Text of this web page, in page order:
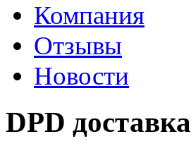
Компания
Отзывы
Новости
DPD доставка